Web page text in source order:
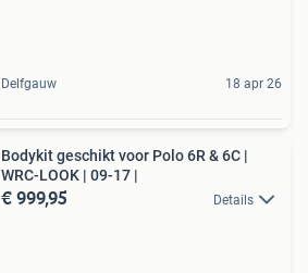
Delfgauw 18 apr 26
Bodykit geschikt voor Polo 6R & 6C |
WRC-LOOK | 09-17 |
€ 999,95 Details